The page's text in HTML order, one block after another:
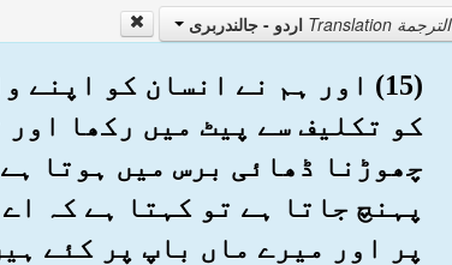
الترجمة Translation اردو - جالندربرى
(15) اور ہم نے انسان کو
کو تکلیف سے پیٹ میں رکھا
چھوڑنا ڈھائی برس میں ہوتا
پہنچ جاتا ہے تو کہتا ہے کہ
پر اور میرے ماں باپ پر کئے